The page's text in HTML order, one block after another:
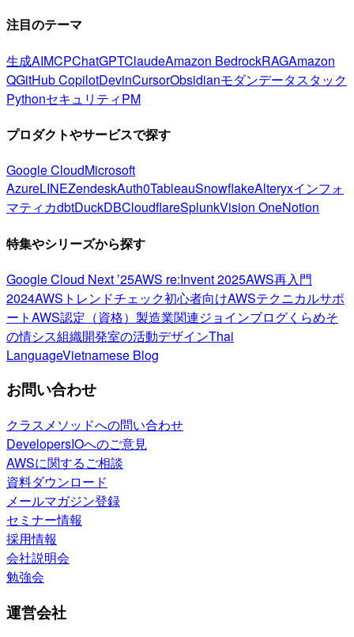
注目のテーマ
生成AIMCPChatGPTClaudeAmazon BedrockRAGAmazon
QGitHub CopilotDevinCursorObsidianモダンデータスタック
PythonセキュリティPM
プロダクトやサービスで探す
Google CloudMicrosoft
AzureLINEZendeskAuth0TableauSnowflakeAlteryxインフォ
マティカdbtDuckDBCloudflareSplunkVision OneNotion
特集やシリーズから探す
Google Cloud Next ’25AWS re:Invent 2025AWS再入門
2024AWSトレンドチェック初心者向けAWSテクニカルサポ
ートAWS認定（資格） 製造業関連ジョインブログくらめそ
の情シス組織開発室の活動デザインThai
LanguageVietnamese Blog
お問い合わせ
クラスメソッドへの問い合わせ
DevelopersIOへのご意見
AWSに関するご相談
資料ダウンロード
メールマガジン登録
セミナー情報
採用情報
会社説明会
勉強会
運営会社